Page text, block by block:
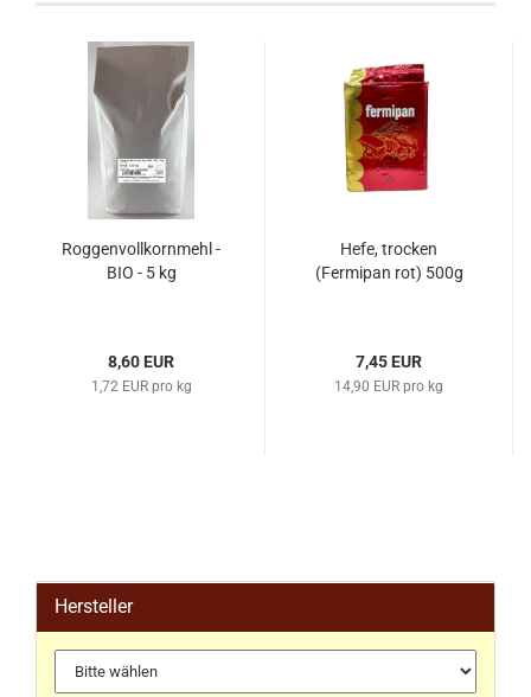
Roggenvollkornmehl -
BIO - 5 kg
8,60 EUR
1,72 EUR pro kg
Hefe, trocken
(Fermipan rot) 500g
7,45 EUR
14,90 EUR pro kg
Hersteller